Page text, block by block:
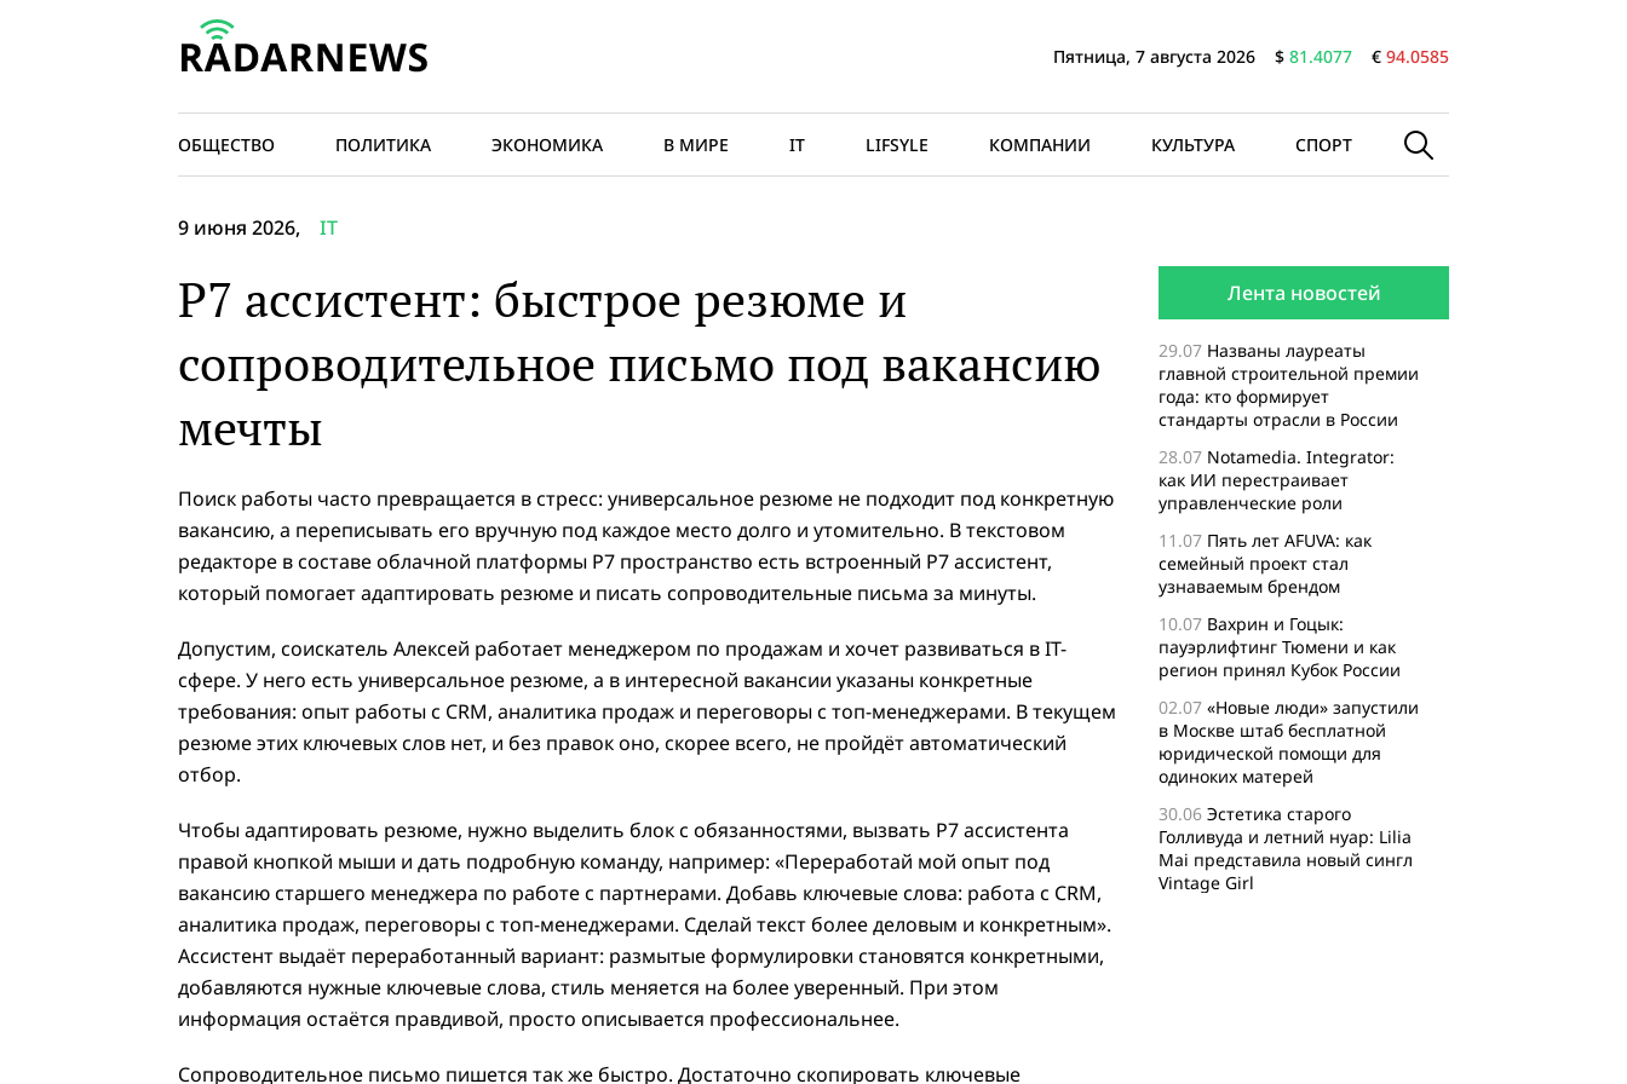
Пятница, 7 августа 2026 $ 81.4077 € 94.0585
ОБЩЕСТВО ПОЛИТИКА ЭКОНОМИКА В МИРЕ IT LIFSYLE КОМПАНИИ КУЛЬТУРА СПОРТ
9 июня 2026, IT
Р7 ассистент: быстрое резюме и
сопроводительное письмо под вакансию
мечты
Поиск работы часто превращается в стресс: универсальное резюме не подходит под конкретную
вакансию, а переписывать его вручную под каждое место долго и утомительно. В текстовом
редакторе в составе облачной платформы Р7 пространство есть встроенный Р7 ассистент,
который помогает адаптировать резюме и писать сопроводительные письма за минуты.
Допустим, соискатель Алексей работает менеджером по продажам и хочет развиваться в IT-
сфере. У него есть универсальное резюме, а в интересной вакансии указаны конкретные
требования: опыт работы с CRM, аналитика продаж и переговоры с топ-менеджерами. В текущем
резюме этих ключевых слов нет, и без правок оно, скорее всего, не пройдёт автоматический
отбор.
Чтобы адаптировать резюме, нужно выделить блок с обязанностями, вызвать Р7 ассистента
правой кнопкой мыши и дать подробную команду, например: «Переработай мой опыт под
вакансию старшего менеджера по работе с партнерами. Добавь ключевые слова: работа с CRM,
аналитика продаж, переговоры с топ-менеджерами. Сделай текст более деловым и конкретным».
Ассистент выдаёт переработанный вариант: размытые формулировки становятся конкретными,
добавляются нужные ключевые слова, стиль меняется на более уверенный. При этом
информация остаётся правдивой, просто описывается профессиональнее.
Сопроводительное письмо пишется так же быстро. Достаточно скопировать ключевые
Лента новостей
29.07 Названы лауреаты
главной строительной премии
года: кто формирует
стандарты отрасли в России
28.07 Notamedia. Integrator:
как ИИ перестраивает
управленческие роли
11.07 Пять лет AFUVA: как
семейный проект стал
узнаваемым брендом
10.07 Вахрин и Гоцык:
пауэрлифтинг Тюмени и как
регион принял Кубок России
02.07 «Новые люди» запустили
в Москве штаб бесплатной
юридической помощи для
одиноких матерей
30.06 Эстетика старого
Голливуда и летний нуар: Lilia
Mai представила новый сингл
Vintage Girl